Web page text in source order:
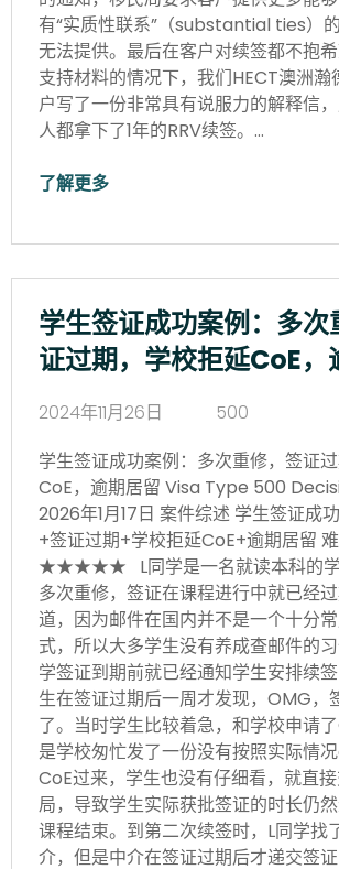
有“实质性联系”（substantial ties）
无法提供。最后在客户对续签都不抱
支持材料的情况下，我们HECT澳洲
户写了一份非常具有说服力的解释信
人都拿下了1年的RRV续签。…
了解更多
学生签证成功案例：多次
证过期，学校拒延CoE，
2024年11月26日
500
学生签证成功案例：多次重修，签证
CoE，逾期居留 Visa Type 500
2026年1月17日 案件综述 学生签证成
+签证过期+学校拒延CoE+逾期居留
★★★★★ L同学是一名就读本科的学
多次重修，签证在课程进行中就已经
道，因为邮件在国内并不是一个十分
式，所以大多学生没有养成查邮件的
学签证到期前就已经通知学生安排续
生在签证过期后一周才发现，OMG，
了。当时学生比较着急，和学校申请
是学校匆忙发了一份没有按照实际情
CoE过来，学生也没有仔细看，就直
局，导致学生实际获批签证的时长仍
课程结束。到第二次续签时，L同学找
介，但是中介在签证过期后才递交签